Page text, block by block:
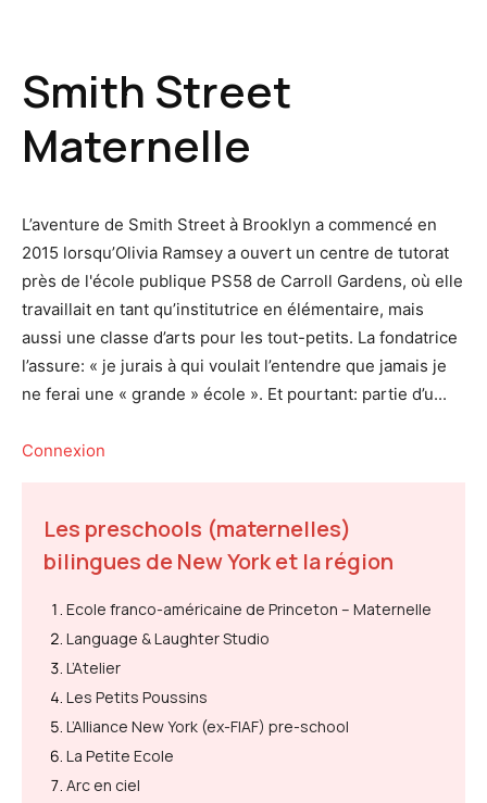
Smith Street
Maternelle
L’aventure de Smith Street à Brooklyn a commencé en
2015 lorsqu’Olivia Ramsey a ouvert un centre de tutorat
près de l'école publique PS58 de Carroll Gardens, où elle
travaillait en tant qu’institutrice en élémentaire, mais
aussi une classe d’arts pour les tout-petits. La fondatrice
l’assure: « je jurais à qui voulait l’entendre que jamais je
ne ferai une « grande » école ». Et pourtant: partie d’u...
Connexion
Les preschools (maternelles)
bilingues de New York et la région
Ecole franco-américaine de Princeton – Maternelle
Language & Laughter Studio
L’Atelier
Les Petits Poussins
L’Alliance New York (ex-FIAF) pre-school
La Petite Ecole
Arc en ciel